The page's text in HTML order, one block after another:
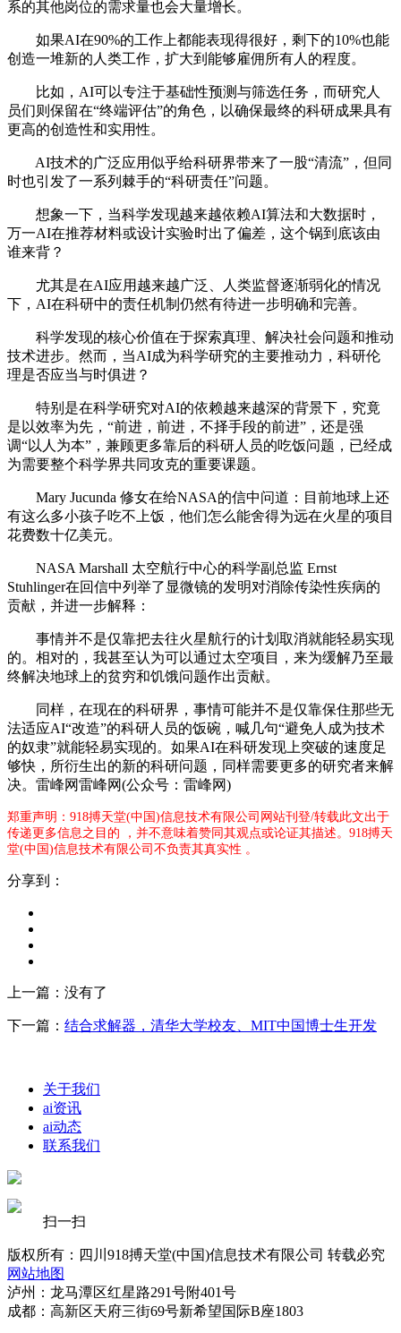
系的其他岗位的需求量也会大量增长。
如果AI在90%的工作上都能表现得很好，剩下的10%也能
创造一堆新的人类工作，扩大到能够雇佣所有人的程度。
比如，AI可以专注于基础性预测与筛选任务，而研究人
员们则保留在“终端评估”的角色，以确保最终的科研成果具有
更高的创造性和实用性。
AI技术的广泛应用似乎给科研界带来了一股“清流”，但同
时也引发了一系列棘手的“科研责任”问题。
想象一下，当科学发现越来越依赖AI算法和大数据时，
万一AI在推荐材料或设计实验时出了偏差，这个锅到底该由
谁来背？
尤其是在AI应用越来越广泛、人类监督逐渐弱化的情况
下，AI在科研中的责任机制仍然有待进一步明确和完善。
科学发现的核心价值在于探索真理、解决社会问题和推动
技术进步。然而，当AI成为科学研究的主要推动力，科研伦
理是否应当与时俱进？
特别是在科学研究对AI的依赖越来越深的背景下，究竟
是以效率为先，“前进，前进，不择手段的前进”，还是强
调“以人为本”，兼顾更多靠后的科研人员的吃饭问题，已经成
为需要整个科学界共同攻克的重要课题。
Mary Jucunda 修女在给NASA的信中问道：目前地球上还
有这么多小孩子吃不上饭，他们怎么能舍得为远在火星的项目
花费数十亿美元。
NASA Marshall 太空航行中心的科学副总监 Ernst
Stuhlinger在回信中列举了显微镜的发明对消除传染性疾病的
贡献，并进一步解释：
事情并不是仅靠把去往火星航行的计划取消就能轻易实现
的。相对的，我甚至认为可以通过太空项目，来为缓解乃至最
终解决地球上的贫穷和饥饿问题作出贡献。
同样，在现在的科研界，事情可能并不是仅靠保住那些无
法适应AI“改造”的科研人员的饭碗，喊几句“避免人成为技术
的奴隶”就能轻易实现的。如果AI在科研发现上突破的速度足
够快，所衍生出的新的科研问题，同样需要更多的研究者来解
决。雷峰网雷峰网(公众号：雷峰网)
郑重声明：918搏天堂(中国)信息技术有限公司网站刊登/转载此文出于
传递更多信息之目的 ，并不意味着赞同其观点或论证其描述。918搏天
堂(中国)信息技术有限公司不负责其真实性 。
分享到：
上一篇：没有了
下一篇： 结合求解器，清华大学校友、MIT中国博士生开发
关于我们
ai资讯
ai动态
联系我们
扫一扫
版权所有：四川918搏天堂(中国)信息技术有限公司 转载必究
网站地图
泸州：龙马潭区红星路291号附401号
成都：高新区天府三街69号新希望国际B座1803